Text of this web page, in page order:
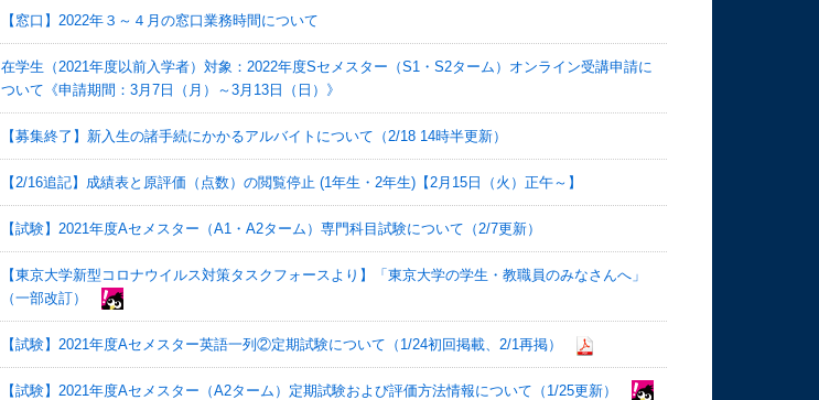
【窓口】2022年３～４月の窓口業務時間について
在学生（2021年度以前入学者）対象：2022年度Sセメスター（S1・S2ターム）オンライン受講申請に
ついて《申請期間：3月7日（月）～3月13日（日）》
【募集終了】新入生の諸手続にかかるアルバイトについて（2/18 14時半更新）
【2/16追記】成績表と原評価（点数）の閲覧停止 (1年生・2年生)【2月15日（火）正午～】
【試験】2021年度Aセメスター（A1・A2ターム）専門科目試験について（2/7更新）
【東京大学新型コロナウイルス対策タスクフォースより】「東京大学の学生・教職員のみなさんへ」
（一部改訂）
【試験】2021年度Aセメスター英語一列②定期試験について（1/24初回掲載、2/1再掲）
【試験】2021年度Aセメスター（A2ターム）定期試験および評価方法情報について（1/25更新）